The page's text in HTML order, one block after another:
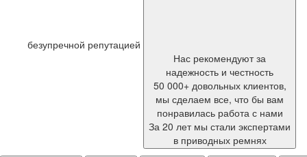
безупречной репутацией
Нас рекомендуют за
надежность и честность
50 000+ довольных клиентов,
мы сделаем все, что бы вам
понравилась работа с нами
За 20 лет мы стали экспертами
в приводных ремнях